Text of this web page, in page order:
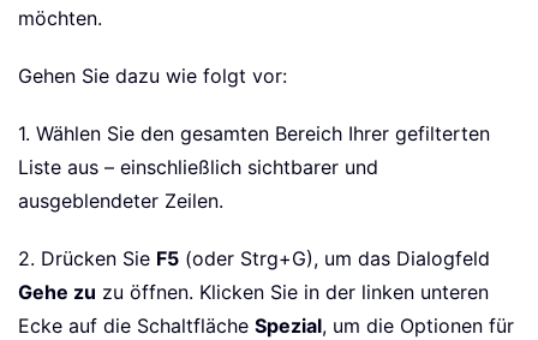
möchten.
Gehen Sie dazu wie folgt vor:
1. Wählen Sie den gesamten Bereich Ihrer gefilterten
Liste aus – einschließlich sichtbarer und
ausgeblendeter Zeilen.
2. Drücken Sie F5 (oder Strg+G), um das Dialogfeld
Gehe zu zu öffnen. Klicken Sie in der linken unteren
Ecke auf die Schaltfläche Spezial, um die Optionen für